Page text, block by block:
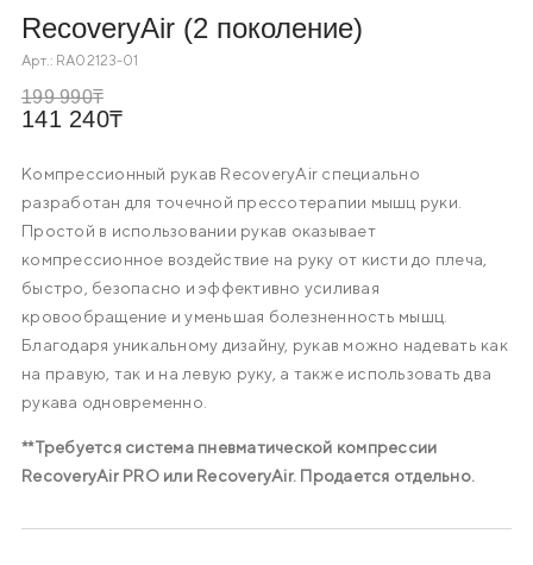
RecoveryAir (2 поколение)
Арт.: RA02123-01
199 990
141 240
Компрессионный рукав RecoveryAir специально
разработан для точечной прессотерапии мышц руки.
Простой в использовании рукав оказывает
компрессионное воздействие на руку от кисти до плеча,
быстро, безопасно и эффективно усиливая
кровообращение и уменьшая болезненность мышц.
Благодаря уникальному дизайну, рукав можно надевать как
на правую, так и на левую руку, а также использовать два
рукава одновременно.
**Требуется система пневматической компрессии
RecoveryAir PRO или RecoveryAir. Продается отдельно.